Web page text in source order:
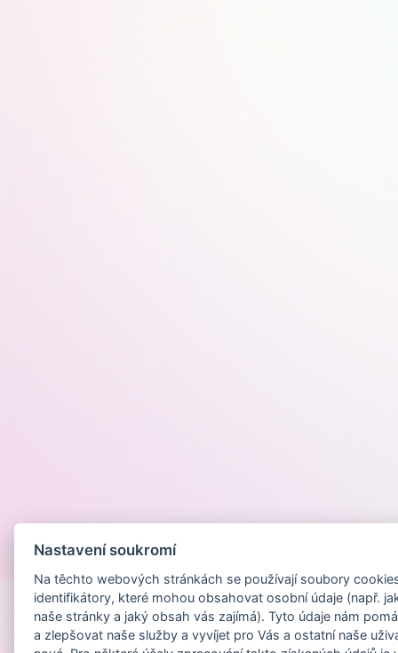
Nastavení soukromí
Na těchto webových stránkách se používají soubory
identifikátory, které mohou obsahovat osobní údaje (např.
naše stránky a jaký obsah vás zajímá). Tyto údaje nám
a zlepšovat naše služby a vyvíjet pro Vás a ostatní naše